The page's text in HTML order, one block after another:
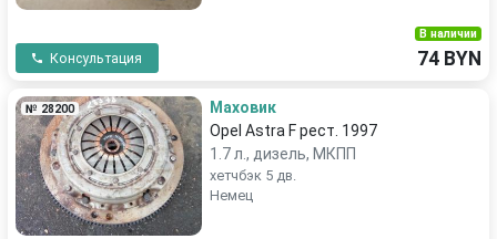
Консультация
В наличии
74 BYN
№ 28200
Маховик
Opel Astra F рест. 1997
1.7 л., дизель, МКПП
хетчбэк 5 дв.
Немец